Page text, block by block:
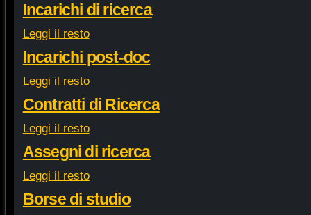
Incarichi di ricerca
Leggi il resto
Incarichi post-doc
Leggi il resto
Contratti di Ricerca
Leggi il resto
Assegni di ricerca
Leggi il resto
Borse di studio